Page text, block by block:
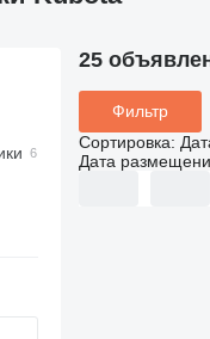
25
Фильтр
Сортировка:
Дата